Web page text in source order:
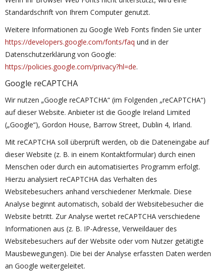
Standardschrift von Ihrem Computer genutzt.
Weitere Informationen zu Google Web Fonts finden Sie unter
https://developers.google.com/fonts/faq und in der
Datenschutzerklärung von Google:
https://policies.google.com/privacy?hl=de.
Google reCAPTCHA
Wir nutzen „Google reCAPTCHA“ (im Folgenden „reCAPTCHA“)
auf dieser Website. Anbieter ist die Google Ireland Limited
(„Google“), Gordon House, Barrow Street, Dublin 4, Irland.
Mit reCAPTCHA soll überprüft werden, ob die Dateneingabe auf
dieser Website (z. B. in einem Kontaktformular) durch einen
Menschen oder durch ein automatisiertes Programm erfolgt.
Hierzu analysiert reCAPTCHA das Verhalten des
Websitebesuchers anhand verschiedener Merkmale. Diese
Analyse beginnt automatisch, sobald der Websitebesucher die
Website betritt. Zur Analyse wertet reCAPTCHA verschiedene
Informationen aus (z. B. IP-Adresse, Verweildauer des
Websitebesuchers auf der Website oder vom Nutzer getätigte
Mausbewegungen). Die bei der Analyse erfassten Daten werden
an Google weitergeleitet.